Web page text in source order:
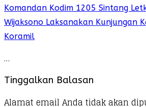
Komandan Kodim 1205 Sintang
Wijaksono Laksanakan Kunjungan
Koramil
…
Tinggalkan Balasan
Alamat email Anda tidak akan